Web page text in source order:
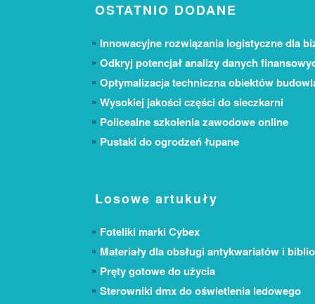
OSTATNIO DODANE
Innowacyjne rozwiązania logistyczne dla
Odkryj potencjał analizy danych
Optymalizacja techniczna obiektów
Wysokiej jakości części do sieczkarni
Policealne szkolenia zawodowe online
Pustaki do ogrodzeń łupane
Losowe artukuły
Foteliki marki Cybex
Materiały dla obsługi antykwariatów i
Pręty gotowe do użycia
Sterowniki dmx do oświetlenia ledowego